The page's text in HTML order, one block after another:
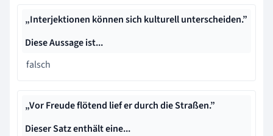
„Interjektionen können sich kulturell unterscheiden.”
Diese Aussage ist...
falsch
„Vor Freude flötend lief er durch die Straßen.”
Dieser Satz enthält eine...